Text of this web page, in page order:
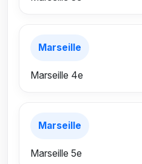
Marseille
Marseille 4e
Marseille
Marseille 5e